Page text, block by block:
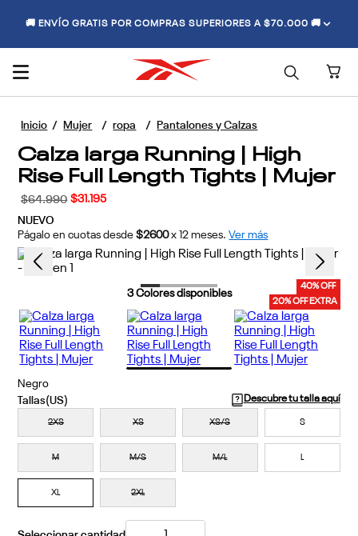
🚚 ENVÍO GRATIS POR COMPRAS SUPERIORES A $70.000 🚚
Mujer ropa Pantalones y Calzas
Calza larga Running | High
Rise Full Length Tights | Mujer
$64.990 $31 .195
NUEVO
Págalo en cuotas desde $2600 x 12 meses. Ver más
40% OFF
20% OFF EXTRA
3Colores disponibles
Negro
Descubre tu talla aquí
2XS XS XS/S S
M M/S M/L L
XL 2XL